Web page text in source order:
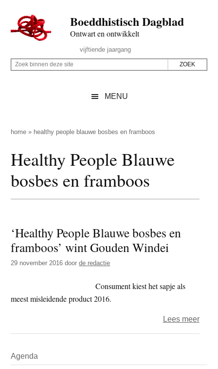
naar
de
inhoud
secondary
naar
de
sidebar
naar
de
Boeddhistisch Dagblad
Ontwart en ontwikkelt
Rechts
vijftiende jaargang
Z
p
e
z
e
s
t
e
Z
i
n
e
n
e
s
i
t
MENU
home » healthy people blauwe bosbes en framboos
Healthy People Blauwe
bosbes en framboos
‘Healthy People Blauwe bosbes en
framboos’ wint Gouden Windei
29 november 2016 doorde redactie
Consument kiest het sapje als
meest misleidende product 2016.
Lees meerover
Sidebar
Agenda